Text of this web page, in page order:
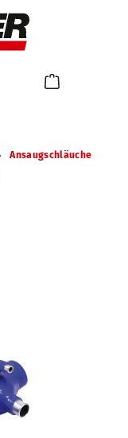
Ansaugschläuche